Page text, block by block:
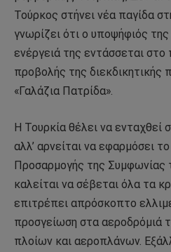
Τούρκος στήνει νέα παγίδα
γνωρίζει ότι ο υποψήφιός
ενέργειά της εντάσσεται
προβολής της διεκδικητικής
«Γαλάζια Πατρίδα».
Η Τουρκία θέλει να ενταχθεί
αλλ’ αρνείται να εφαρμόσει
Προσαρμογής της Συμφωνίας
καλείται να σέβεται όλα τα
επιτρέπει απρόσκοπτο
προσγείωση στα αεροδρόμιά
πλοίων και αεροπλάνων.